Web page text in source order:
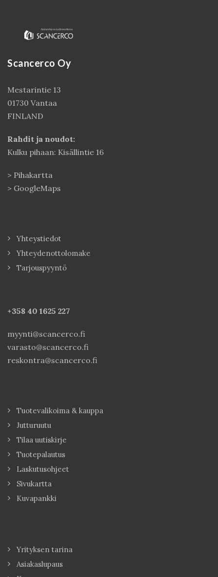
Scancerco Oy
Mestarintie 13
01730 Vantaa
FINLAND
Rahdit ja noudot:
Kulku pihaan: Kisällintie 16
> Pihakartta
> GoogleMaps
Yhteystiedot
Yhteydenottolomake
Tarjouspyyntö
+358 40 1625 227
myynti@scancerco.fi
varasto@scancerco.fi
reskontra@scancerco.fi
Tuotevalikoima & kauppa
Jutturuutu
Tilaa uutiskirje
Tuotepalautus
Laskutusohjeet
Sivukartta
Kuvapankki
Yrityksen tarina
Asiakaslupaus